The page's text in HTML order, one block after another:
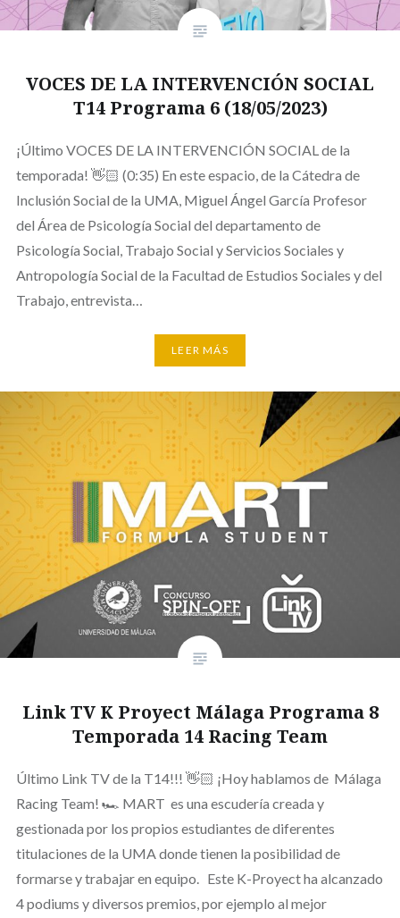
VOCES DE LA INTERVENCIÓN SOCIAL
T14 Programa 6 (18/05/2023)
¡Último VOCES DE LA INTERVENCIÓN SOCIAL de la
temporada! 👋🏻 (0:35) En este espacio, de la Cátedra de
Inclusión Social de la UMA, Miguel Ángel García Profesor
del Área de Psicología Social del departamento de
Psicología Social, Trabajo Social y Servicios Sociales y
Antropología Social de la Facultad de Estudios Sociales y del
Trabajo, entrevista…
LEER MÁS
Link TV K Proyect Málaga Programa 8
Temporada 14 Racing Team
Último Link TV de la T14!!! 👋🏻 ¡Hoy hablamos de Málaga
Racing Team! 🏎️ MART es una escudería creada y
gestionada por los propios estudiantes de diferentes
titulaciones de la UMA donde tienen la posibilidad de
formarse y trabajar en equipo. Este K-Proyect ha alcanzado
4 podiums y diversos premios, por ejemplo al mejor